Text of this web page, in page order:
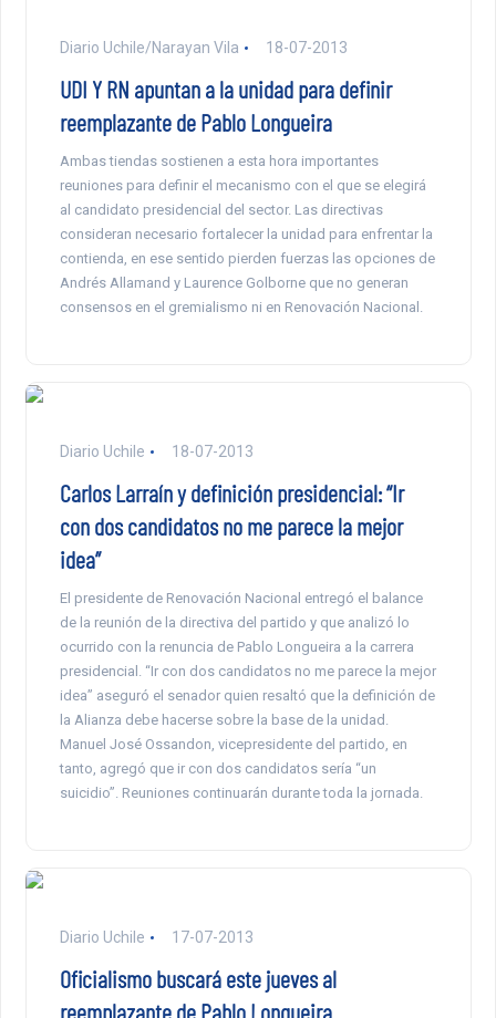
Diario Uchile/Narayan Vila 18-07-2013
UDI Y RN apuntan a la unidad para definir
reemplazante de Pablo Longueira
Ambas tiendas sostienen a esta hora importantes
reuniones para definir el mecanismo con el que se elegirá
al candidato presidencial del sector. Las directivas
consideran necesario fortalecer la unidad para enfrentar la
contienda, en ese sentido pierden fuerzas las opciones de
Andrés Allamand y Laurence Golborne que no generan
consensos en el gremialismo ni en Renovación Nacional.
Diario Uchile 18-07-2013
Carlos Larraín y definición presidencial: “Ir
con dos candidatos no me parece la mejor
idea”
El presidente de Renovación Nacional entregó el balance
de la reunión de la directiva del partido y que analizó lo
ocurrido con la renuncia de Pablo Longueira a la carrera
presidencial. “Ir con dos candidatos no me parece la mejor
idea” aseguró el senador quien resaltó que la definición de
la Alianza debe hacerse sobre la base de la unidad.
Manuel José Ossandon, vicepresidente del partido, en
tanto, agregó que ir con dos candidatos sería “un
suicidio”. Reuniones continuarán durante toda la jornada.
Diario Uchile 17-07-2013
Oficialismo buscará este jueves al
reemplazante de Pablo Longueira